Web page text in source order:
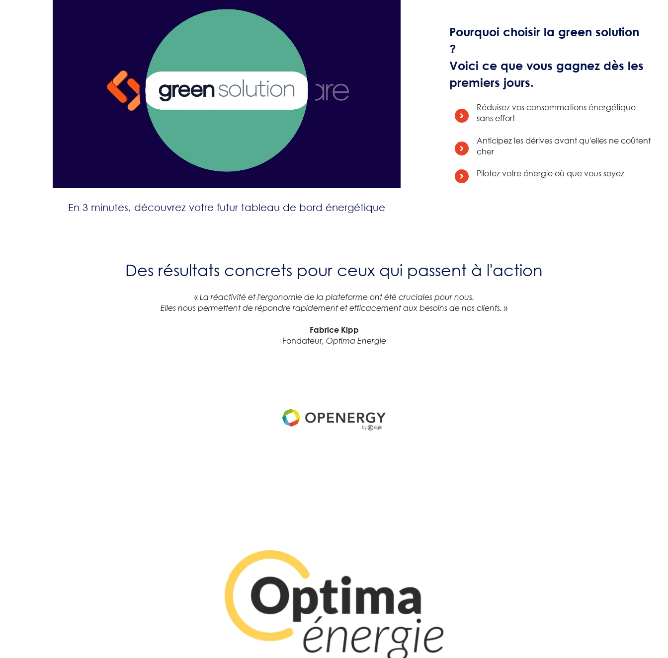
En 3 minutes, découvrez votre futur tableau de bord énergétique
Pourquoi choisir la green solution
?
Voici ce que vous gagnez dès les
premiers jours.
Réduisez vos consommations énergétique
sans effort
Anticipez les dérives avant qu'elles ne coûtent
cher
Pilotez votre énergie où que vous soyez
Des résultats concrets pour ceux qui passent à l'action
«La réactivité et l'ergonomie de la plateforme ont été cruciales pour nous.
Elles nous permettent de répondre rapidement et efficacement aux besoins de nos clients. »
Fabrice Kipp
Fondateur, Optima Energie